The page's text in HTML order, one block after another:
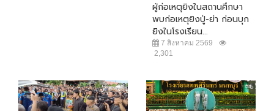
ผู้ก่อเหตุยิงในสถานศึกษา
พบก่อเหตุยิงปู่-ย่า ก่อนบุก
ยิงในโรงเรียน...
7 สิงหาคม 2569
2,301